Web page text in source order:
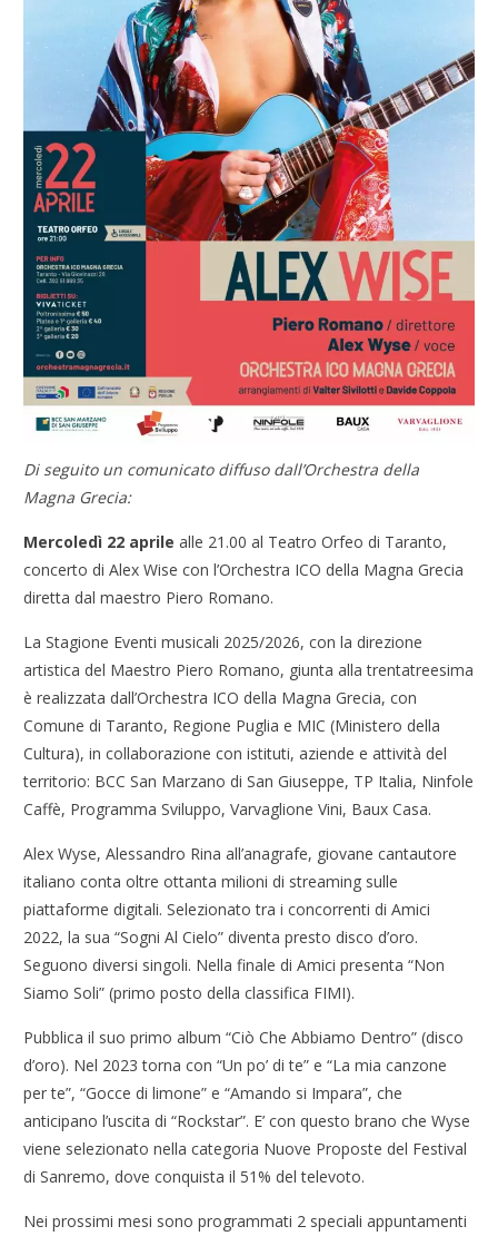
Di seguito un comunicato diffuso dall’Orchestra della
Magna Grecia:
Mercoledì 22 aprile alle 21.00 al Teatro Orfeo di Taranto,
concerto di Alex Wise con l’Orchestra ICO della Magna Grecia
diretta dal maestro Piero Romano.
La Stagione Eventi musicali 2025/2026, con la direzione
artistica del Maestro Piero Romano, giunta alla trentatreesima
è realizzata dall’Orchestra ICO della Magna Grecia, con
Comune di Taranto, Regione Puglia e MIC (Ministero della
Cultura), in collaborazione con istituti, aziende e attività del
territorio: BCC San Marzano di San Giuseppe, TP Italia, Ninfole
Caffè, Programma Sviluppo, Varvaglione Vini, Baux Casa.
Alex Wyse, Alessandro Rina all’anagrafe, giovane cantautore
italiano conta oltre ottanta milioni di streaming sulle
piattaforme digitali. Selezionato tra i concorrenti di Amici
2022, la sua “Sogni Al Cielo” diventa presto disco d’oro.
Seguono diversi singoli. Nella finale di Amici presenta “Non
Siamo Soli” (primo posto della classifica FIMI).
Pubblica il suo primo album “Ciò Che Abbiamo Dentro” (disco
d’oro). Nel 2023 torna con “Un po’ di te” e “La mia canzone
per te”, “Gocce di limone” e “Amando si Impara”, che
anticipano l’uscita di “Rockstar”. E’ con questo brano che Wyse
viene selezionato nella categoria Nuove Proposte del Festival
di Sanremo, dove conquista il 51% del televoto.
Nei prossimi mesi sono programmati 2 speciali appuntamenti